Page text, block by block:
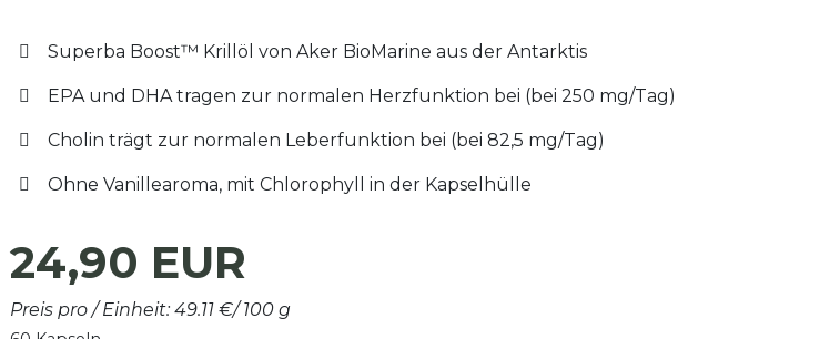
Superba Boost™ Krillöl von Aker BioMarine aus der Antarktis
EPA und DHA tragen zur normalen Herzfunktion bei (bei 250 mg/Tag)
Cholin trägt zur normalen Leberfunktion bei (bei 82,5 mg/Tag)
Ohne Vanillearoma, mit Chlorophyll in der Kapselhülle
24,90 EUR
Preis pro / Einheit: 49.11 €/ 100 g